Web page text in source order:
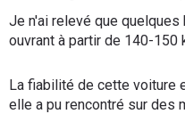
Je n'ai relevé que
ouvrant à partir de 140-150
La fiabilité de cette voiture
elle a pu rencontré sur des